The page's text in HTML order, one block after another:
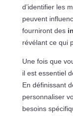
d’identifier les
peuvent
fourniront des
révélant ce qui
Une fois que
il est essentiel
En définissant
personnaliser
besoins